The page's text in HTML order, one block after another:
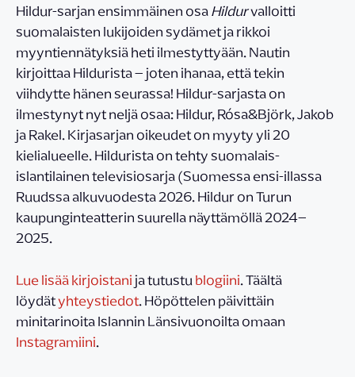
Hildur-sarjan ensimmäinen osaHildurvalloitti
suomalaisten lukijoiden sydämet ja rikkoi
myyntiennätyksiä heti ilmestyttyään. Nautin
kirjoittaa Hildurista – joten ihanaa, että tekin
viihdytte hänen seurassa! Hildur-sarjasta on
ilmestynyt nyt neljä osaa: Hildur, Rósa&Björk, Jakob
ja Rakel. Kirjasarjan oikeudet on myyty yli 20
kielialueelle. Hildurista on tehty suomalais-
islantilainen televisiosarja (Suomessa ensi-illassa
Ruudssa alkuvuodesta 2026. Hildur on Turun
kaupunginteatterin suurella näyttämöllä 2024–
2025.
Lue lisää kirjoistanija tutustublogiini. Täältä
löydätyhteystiedot. Höpöttelen päivittäin
minitarinoita Islannin Länsivuonoilta omaan
Instagramiini.